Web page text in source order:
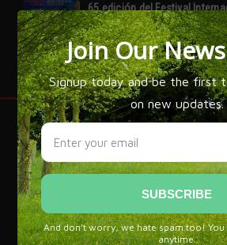
65 edición del Festival
Minas * La Unión, Murcia
0 70
FLAMENCO IS SPAIN!
Flamenco expert José Manuel
books on the subject of Flamenco and
flamenco is most often associated with
draws its flavor from all of Spain. The
flamenco is that it is an art that has
influences from every corner of our